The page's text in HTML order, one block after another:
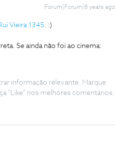
Forum|Forum|8 years ago
Vieira 1345. :)
Se ainda não foi ao cinema:
informação relevante. Marque
"Like" nos melhores comentários.